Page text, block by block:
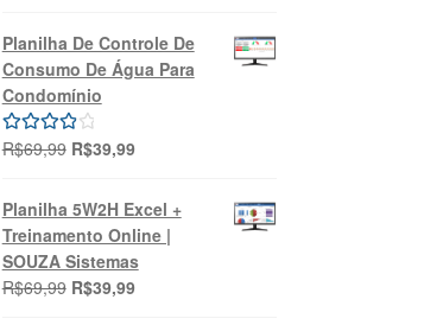
original
era:
R$49,90.
atual
é:
R$39,90.
Planilha De Controle De
Consumo De Água Para
Condomínio
Avaliação
R$69,99 O
original
era:
R$69,99.
R$39,99O
atual
é:
R$39,99.
Planilha 5W2H Excel +
Treinamento Online |
SOUZA Sistemas
R$69,99 O
R$39,99O